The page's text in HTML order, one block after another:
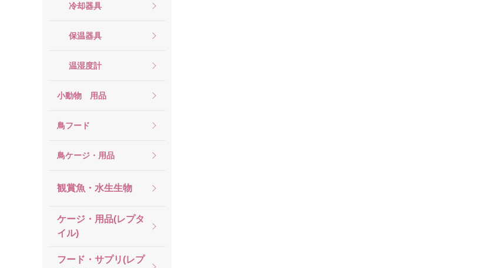
冷却器具
保温器具
温湿度計
小動物 用品
鳥フード
鳥ケージ・用品
観賞魚・水生生物
ケージ・用品(レプタ
イル)
フード・サプリ(レプ